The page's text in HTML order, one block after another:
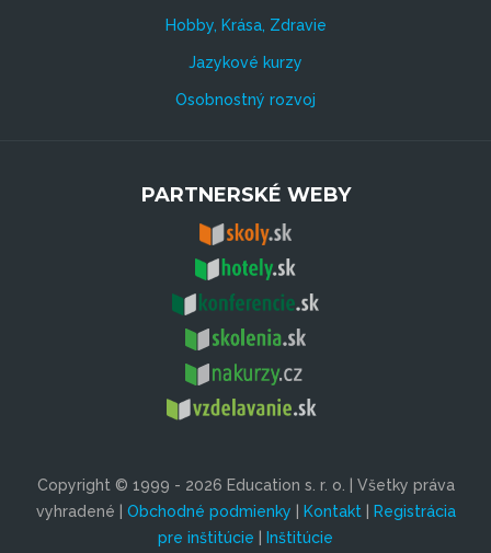
Hobby, Krása, Zdravie
Jazykové kurzy
Osobnostný rozvoj
PARTNERSKÉ WEBY
Copyright © 1999 - 2026 Education s. r. o. | Všetky práva
vyhradené | Obchodné podmienky | Kontakt| Registrácia
pre inštitúcie | Inštitúcie